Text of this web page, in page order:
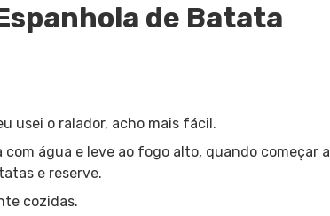
de Batata
usei o ralador, acho mais fácil.
água e leve ao fogo alto, quando começar a
e reserve.
cozidas.